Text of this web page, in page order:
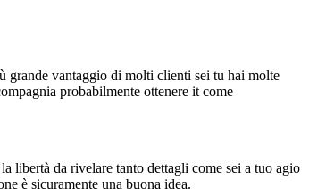
grande vantaggio di molti clienti sei tu hai molte
probabilmente ottenere it come
libertà da rivelare tanto dettagli come sei a tuo agio
è sicuramente una buona idea.